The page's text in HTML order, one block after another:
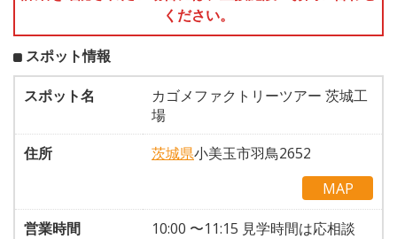
ください。
スポット情報
スポット名
カゴメファクトリーツアー 茨城工
場
住所
茨城県小美玉市羽鳥2652
MAP
営業時間
10:00 〜11:15 見学時間は応相談